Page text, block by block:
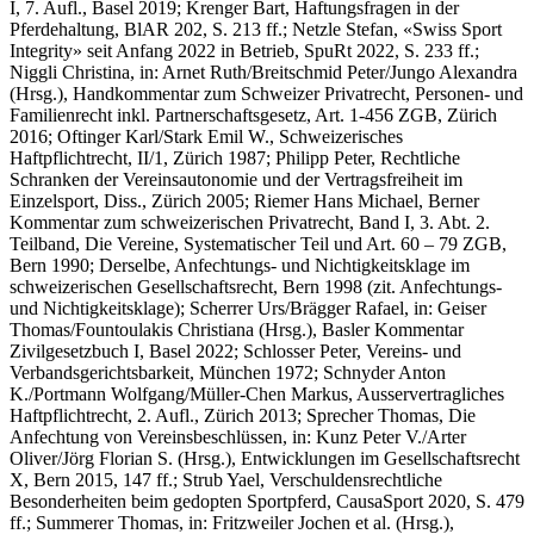
I, 7. Aufl., Basel 2019; Krenger Bart, Haftungsfragen in der
Pferdehaltung, BlAR 202, S. 213 ff.; Netzle Stefan, «Swiss Sport
Integrity» seit Anfang 2022 in Betrieb, SpuRt 2022, S. 233 ff.;
Niggli Christina, in: Arnet Ruth/Breitschmid Peter/Jungo Alexandra
(Hrsg.), Handkommentar zum Schweizer Privatrecht, Personen- und
Familienrecht inkl. Partnerschaftsgesetz, Art. 1-456 ZGB, Zürich
2016; Oftinger Karl/Stark Emil W., Schweizerisches
Haftpflichtrecht, II/1, Zürich 1987; Philipp Peter, Rechtliche
Schranken der Vereinsautonomie und der Vertragsfreiheit im
Einzelsport, Diss., Zürich 2005; Riemer Hans Michael, Berner
Kommentar zum schweizerischen Privatrecht, Band I, 3. Abt. 2.
Teilband, Die Vereine, Systematischer Teil und Art. 60 – 79 ZGB,
Bern 1990; Derselbe, Anfechtungs- und Nichtigkeitsklage im
schweizerischen Gesellschaftsrecht, Bern 1998 (zit. Anfechtungs-
und Nichtigkeitsklage); Scherrer Urs/Brägger Rafael, in: Geiser
Thomas/Fountoulakis Christiana (Hrsg.), Basler Kommentar
Zivilgesetzbuch I, Basel 2022; Schlosser Peter, Vereins- und
Verbandsgerichtsbarkeit, München 1972; Schnyder Anton
K./Portmann Wolfgang/Müller-Chen Markus, Ausservertragliches
Haftpflichtrecht, 2. Aufl., Zürich 2013; Sprecher Thomas, Die
Anfechtung von Vereinsbeschlüssen, in: Kunz Peter V./Arter
Oliver/Jörg Florian S. (Hrsg.), Entwicklungen im Gesellschaftsrecht
X, Bern 2015, 147 ff.; Strub Yael, Verschuldensrechtliche
Besonderheiten beim gedopten Sportpferd, CausaSport 2020, S. 479
ff.; Summerer Thomas, in: Fritzweiler Jochen et al. (Hrsg.),